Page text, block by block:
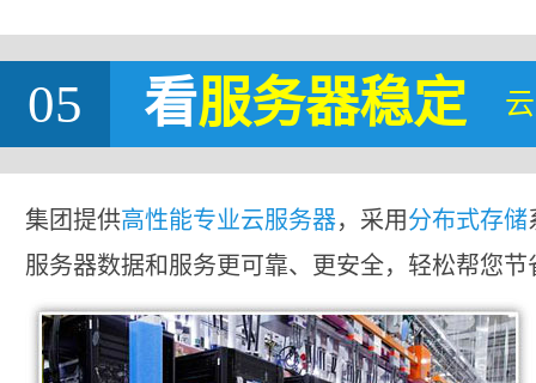
05 看服务器稳定
集团提供高性能专业云服务器，采用分布式存储
服务器数据和服务更可靠、更安全，轻松帮您节